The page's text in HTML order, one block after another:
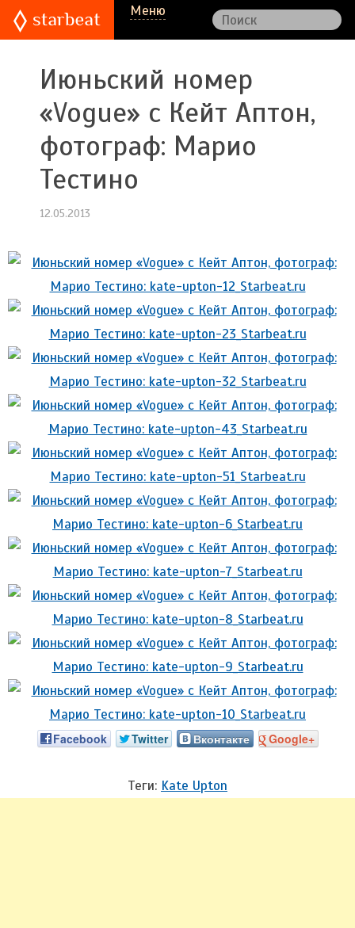
Меню
Июньский номер
«Vogue» с Кейт Аптон,
фотограф: Марио
Тестино
12.05.2013
Facebook Twitter Вконтакте Google+
Теги: Kate Upton